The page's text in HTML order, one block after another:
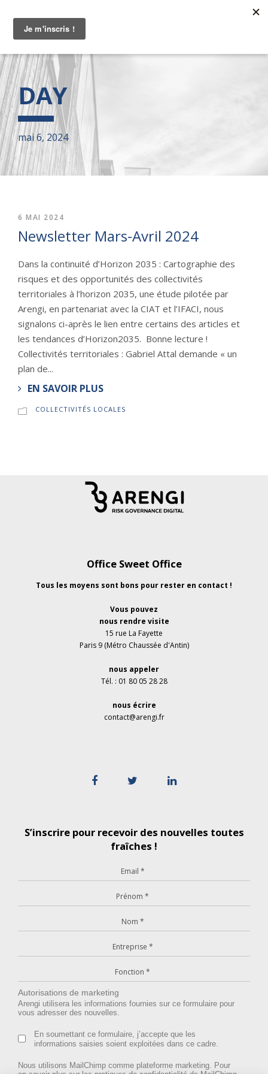
DAY
mai 6, 2024
6 MAI 2024
Newsletter Mars-Avril 2024
Dans la continuité d’Horizon 2035 : Cartographie des
risques et des opportunités des collectivités
territoriales à l’horizon 2035, une étude pilotée par
Arengi, en partenariat avec la CIAT et l’IFACI, nous
signalons ci-après le lien entre certains des articles et
les tendances d’Horizon2035. Bonne lecture !
Collectivités territoriales : Gabriel Attal demande « un
plan de...
EN SAVOIR PLUS
COLLECTIVITÉS LOCALES
Office Sweet Office
Tous les moyens sont bons pour rester en contact !
Vous pouvez
nous rendre visite
15 rue La Fayette
Paris 9 (Métro Chaussée d'Antin)
nous appeler
Tél. : 01 80 05 28 28
nous écrire
contact@arengi.fr
S’inscrire pour recevoir des nouvelles toutes
fraîches !
Autorisations de marketing
Arengi utilisera les informations fournies sur ce formulaire pour
vous adresser des nouvelles.
En soumettant ce formulaire, j’accepte que les
informations saisies soient exploitées dans ce cadre.
Nous utilisons MailChimp comme plateforme marketing. Pour